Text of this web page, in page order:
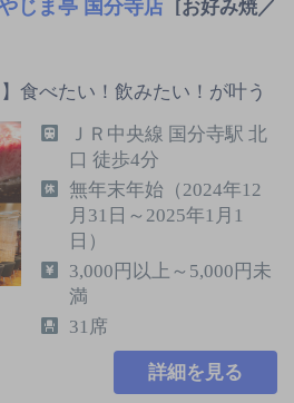
じま亭 国分寺店 [お好み焼／
食べたい！飲みたい！が叶う
ＪＲ中央線 国分寺駅 北
口 徒歩4分
無年末年始（2024年12
月31日～2025年1月1
日）
3,000円以上～5,000円未
満
31席
詳細を見る